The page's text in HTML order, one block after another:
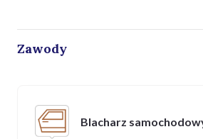
Zawody
Blacharz